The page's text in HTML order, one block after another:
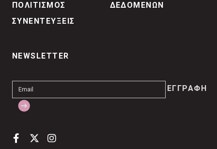
ΠΟΛΙΤΙΣΜΟΣ
ΣΥΝΕΝΤΕΥΞΕΙΣ
ΔΕΔΟΜΕΝΩΝ
NEWSLETTER